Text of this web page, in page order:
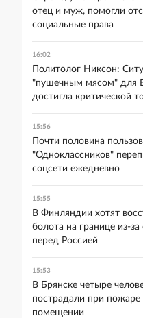
отец и муж, помогли
социальные права
16:02
Политолог Никсон:
"пушечным мясом" для
достигла критической
15:56
Почти половина
"Одноклассников"
соцсети ежедневно
15:55
В Финляндии хотят
болота на границе из-за
перед Россией
15:53
В Брянске четыре
пострадали при пожаре
помещении